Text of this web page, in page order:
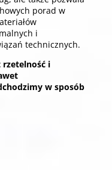
porad w
i
technicznych.
rzetelność i
w sposób